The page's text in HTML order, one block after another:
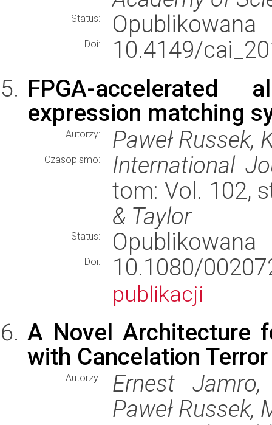
Status: Opublikowana
Doi:
10.4149/
FPGA-
expression matching
Autorzy: Paweł Russek,
Czasopismo:
International
tom: Vol. 102,
& Taylor
Status: Opublikowana
Doi: 10.1080/
publikacji
A Novel Architecture
with Cancelation
Autorzy:
Ernest Jamro,
Paweł Russek,